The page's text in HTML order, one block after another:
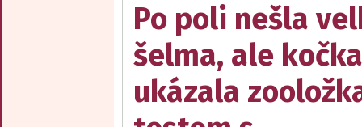
Po poli nešla
šelma, ale
ukázala